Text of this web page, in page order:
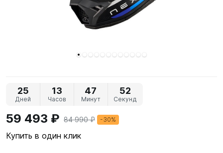
25
Дней
13
Часов
47
Минут
51
Секунд
59 493 ₽ 84 990 ₽ -30%
Купить в один клик